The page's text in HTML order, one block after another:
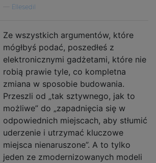
Ellesedil
Ze wszystkich argumentów, które
mógłbyś podać, poszedłeś z
elektronicznymi gadżetami, które nie
robią prawie tyle, co kompletna
zmiana w sposobie budowania.
Przeszli od „tak sztywnego, jak to
możliwe” do „zapadnięcia się w
odpowiednich miejscach, aby stłumić
uderzenie i utrzymać kluczowe
miejsca nienaruszone”. A to tylko
jeden ze zmodernizowanych modeli